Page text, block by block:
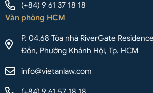
(+84) 9 61 37 18 18
Văn phòng HCM
P. 04.68 Tòa nhà RiverGate
Đồn, Phường Khánh Hội, Tp. HCM
info@vietanlaw.com